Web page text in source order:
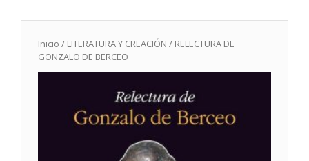
Inicio / LITERATURA Y CREACIÓN / RELECTURA DE
GONZALO DE BERCEO